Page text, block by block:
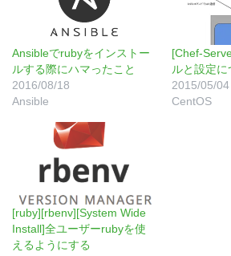
Ansibleでrubyをインストー
ルする際にハマったこと
2016/08/18
Ansible
[Chef-
ルと設定に
2015/05/04
CentOS
[ruby][rbenv][System Wide
Install]全ユーザーrubyを使
えるようにする